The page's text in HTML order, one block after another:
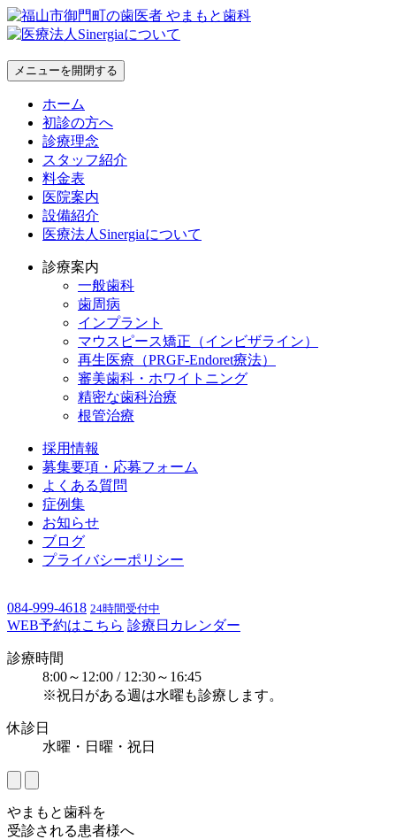
メニューを開閉する
ホーム
初診の方へ
診療理念
スタッフ紹介
料金表
医院案内
設備紹介
医療法人Sinergiaについて
診療案内
一般歯科
歯周病
インプラント
マウスピース矯正（インビザライン）
再生医療（PRGF-Endoret療法）
審美歯科・ホワイトニング
精密な歯科治療
根管治療
採用情報
募集要項・応募フォーム
よくある質問
症例集
お知らせ
ブログ
プライバシーポリシー
084-999-4618 24時間受付中
WEB予約はこちら 診療日カレンダー
診療時間
8:00～12:00 / 12:30～16:45
※祝日がある週は水曜も診療します。
休診日
水曜・日曜・祝日
やまもと歯科を
受診される患者様へ